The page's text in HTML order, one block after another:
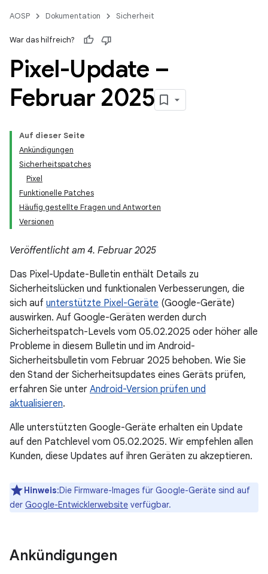
AOSP Dokumentation Sicherheit
War das hilfreich?
Pixel-Update –
Februar 2025
Auf dieser Seite
Ankündigungen
Sicherheitspatches
Pixel
Funktionelle Patches
Häufig gestellte Fragen und Antworten
Versionen
Veröffentlicht am 4. Februar 2025
Das Pixel-Update-Bulletin enthält Details zu
Sicherheitslücken und funktionalen Verbesserungen, die
sich auf unterstützte Pixel-Geräte (Google-Geräte)
auswirken. Auf Google-Geräten werden durch
Sicherheitspatch-Levels vom 05.02.2025 oder höher alle
Probleme in diesem Bulletin und im Android-
Sicherheitsbulletin vom Februar 2025 behoben. Wie Sie
den Stand der Sicherheitsupdates eines Geräts prüfen,
erfahren Sie unter Android-Version prüfen und
aktualisieren.
Alle unterstützten Google-Geräte erhalten ein Update
auf den Patchlevel vom 05.02.2025. Wir empfehlen allen
Kunden, diese Updates auf ihren Geräten zu akzeptieren.
Hinweis:Die Firmware-Images für Google-Geräte sind auf
der Google-Entwicklerwebsite verfügbar.
Ankündigungen